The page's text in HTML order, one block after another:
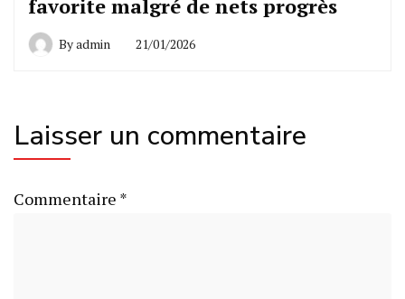
favorite malgré de nets progrès
Byadmin 21/01/2026
Laisser un commentaire
Commentaire *